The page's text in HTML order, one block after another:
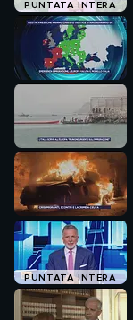
PUNTATA INTERA
PUNTATA INTERA